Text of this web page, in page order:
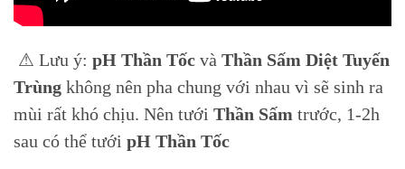
⚠ Lưu ý: pH Thần Tốc và Thần Sấm Diệt Tuyến
Trùng không nên pha chung với nhau vì sẽ sinh ra
mùi rất khó chịu. Nên tưới Thần Sấm trước, 1-2h
sau có thể tưới pH Thần Tốc